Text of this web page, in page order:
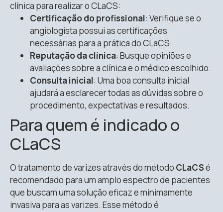
clínica para realizar o CLaCS:
Certificação do profissional: Verifique se o
angiologista possui as certificações
necessárias para a prática do CLaCS.
Reputação da clínica: Busque opiniões e
avaliações sobre a clínica e o médico escolhido.
Consulta inicial: Uma boa consulta inicial
ajudará a esclarecer todas as dúvidas sobre o
procedimento, expectativas e resultados.
Para quem é indicado o
CLaCS
O tratamento de varizes através do método CLaCSé
recomendado para um amplo espectro de pacientes
que buscam uma solução eficaz e minimamente
invasiva para as varizes. Esse método é